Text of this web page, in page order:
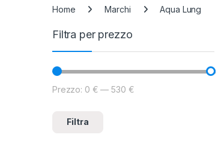
Home Marchi Aqua Lung
Filtra per prezzo
Prezzo Min
Prezzo Max
Filtra
Prezzo: 0 € —530 €